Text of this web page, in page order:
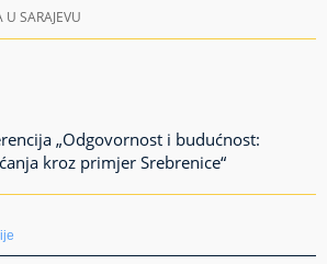
U SARAJEVU
„Odgovornost i budućnost:
kroz primjer Srebrenice“